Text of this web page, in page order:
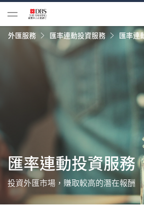
外匯服務 匯率連動投資服務 匯率連
匯率連動投資服務
投資外匯市場，賺取較高的潛在報酬